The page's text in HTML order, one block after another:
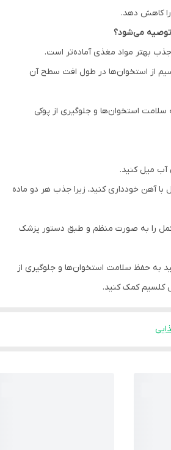
را کاهش دهد.
می‌شود؟
بهتر مواد مغذی آماده‌تر است.
از استخوان‌ها در طول افت سطح آن
استخوان‌ها و جلوگیری از پوکی
آب میل کنید.
آهن خودداری کنید، زیرا جذب هر دو ماده
را به صورت منظم و طبق دستور پزشک
به حفظ سلامت استخوان‌ها و جلوگیری از
کلسیم کمک کنید.